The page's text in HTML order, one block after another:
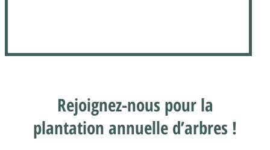
Rejoignez-nous pour la
plantation annuelle d’arbres !